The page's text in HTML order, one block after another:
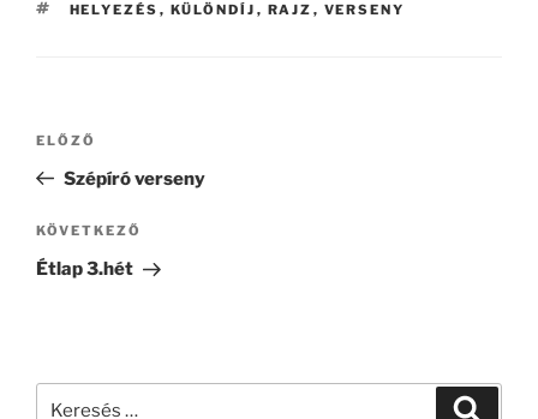
CÍMKÉK
HELYEZÉS , KÜLÖNDÍJ , RAJZ , VERSENY
Bejegyzés
Korábbi
bejegyzés
ELŐZŐ
Szépíró verseny
Következő
bejegyzés
KÖVETKEZŐ
Étlap 3.hét